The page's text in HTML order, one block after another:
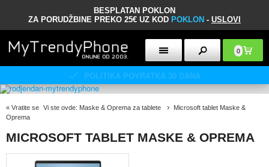
BESPLATAN POKLON
ZA PORUDŽBINE PREKO 25€ UZ KOD POKLON - USLOVI
0
POLITIKA POVRATKA 30 DANA
« Vratite se Vi ste ovde: Maske & Oprema za tablete
Microsoft tablet Maske &
Oprema
MICROSOFT TABLET MASKE & OPREMA